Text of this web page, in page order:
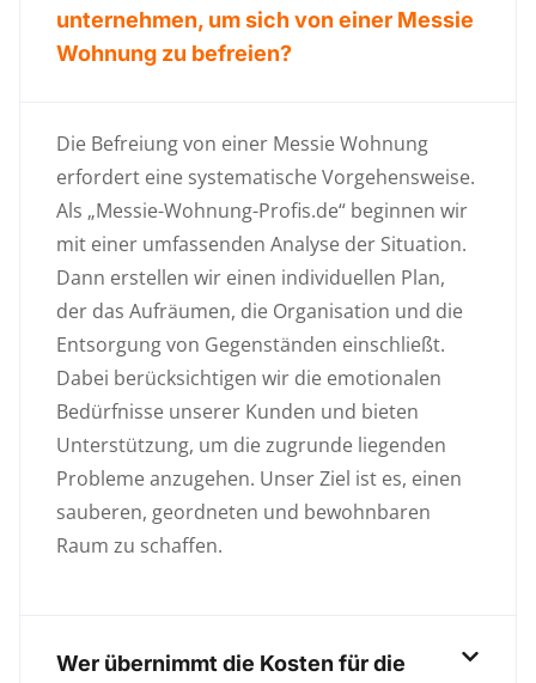
unternehmen, um sich von einer Messie
Wohnung zu befreien?
Die Befreiung von einer Messie Wohnung
erfordert eine systematische Vorgehensweise.
Als „Messie-Wohnung-Profis.de“ beginnen wir
mit einer umfassenden Analyse der Situation.
Dann erstellen wir einen individuellen Plan,
der das Aufräumen, die Organisation und die
Entsorgung von Gegenständen einschließt.
Dabei berücksichtigen wir die emotionalen
Bedürfnisse unserer Kunden und bieten
Unterstützung, um die zugrunde liegenden
Probleme anzugehen. Unser Ziel ist es, einen
sauberen, geordneten und bewohnbaren
Raum zu schaffen.
Wer übernimmt die Kosten für die